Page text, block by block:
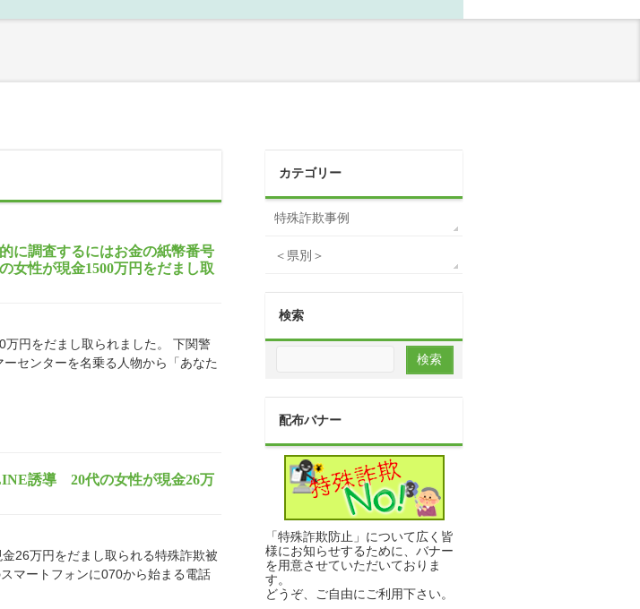
に調査するにはお金の紙幣番号
女性が現金1500万円をだまし取
円をだまし取られました。 下関警
センターを名乗る人物から「あなた
誘導 20代の女性が現金26万
26万円をだまし取られる特殊詐欺被
マートフォンに070から始まる電話
カテゴリー
特殊詐欺事例
＜県別＞
検索
配布バナー
「特殊詐欺防止」について広く皆
様にお知らせするために、バナー
を用意させていただいておりま
す。
どうぞ、ご自由にご利用下さい。